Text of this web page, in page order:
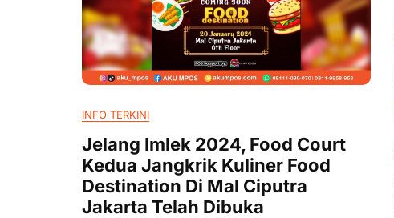
INFO TERKINI
Jelang Imlek 2024, Food Court
Kedua Jangkrik Kuliner Food
Destination Di Mal Ciputra
Jakarta Telah Dibuka